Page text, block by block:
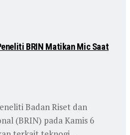
BRIN Matikan Mic Saat
Badan Riset dan
(BRIN) pada Kamis 6